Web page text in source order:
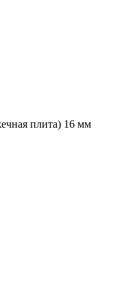
плита) 16 мм